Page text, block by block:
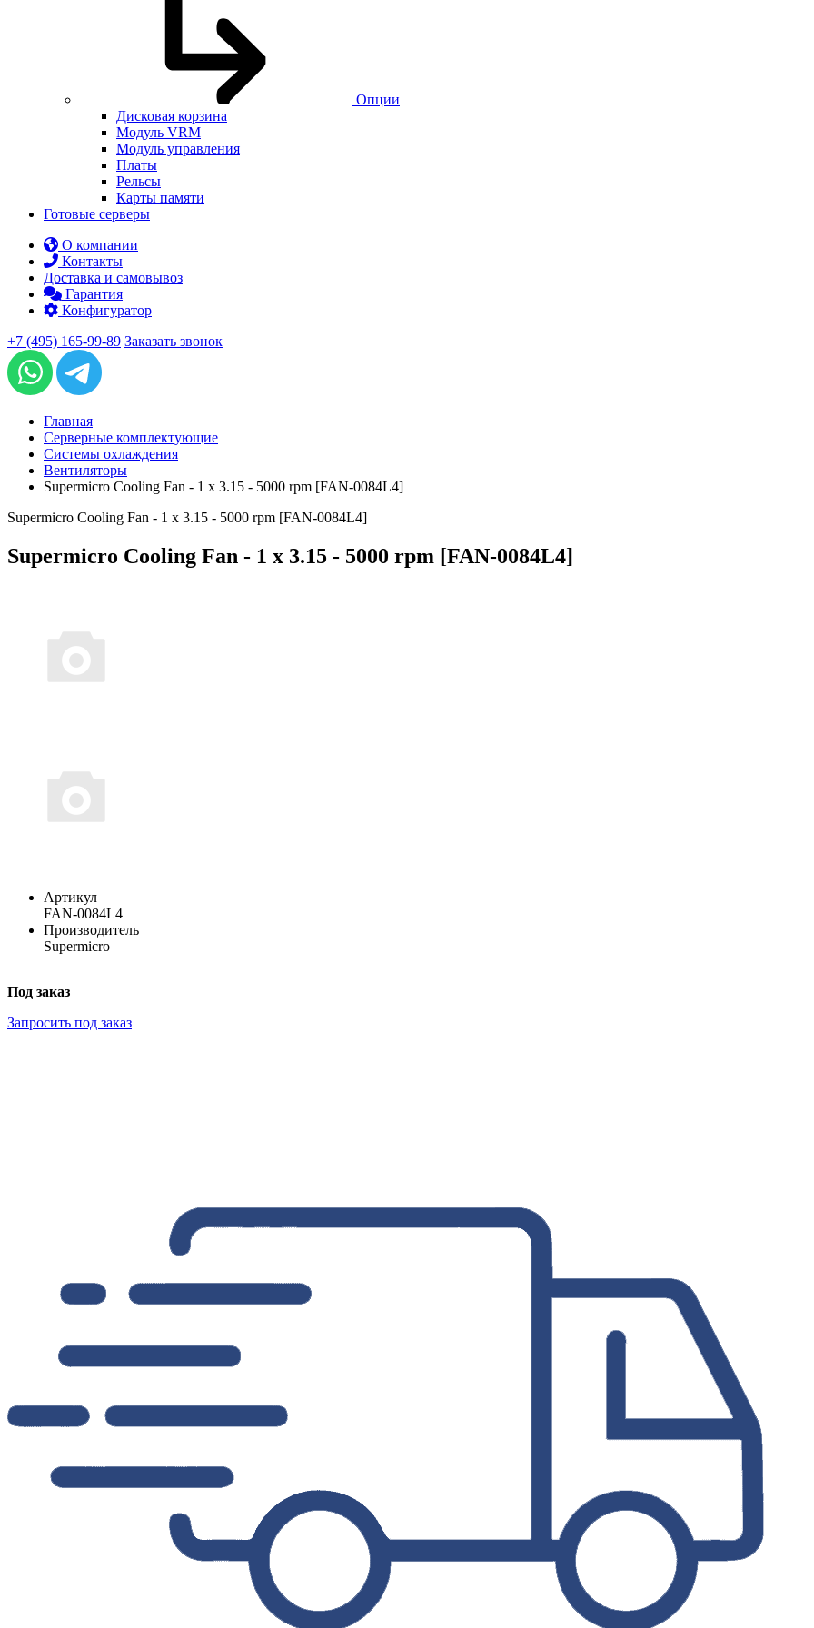
Опции
Дисковая корзина
Модуль VRM
Модуль управления
Платы
Рельсы
Карты памяти
Готовые серверы
О компании
Контакты
Доставка и самовывоз
Гарантия
Конфигуратор
+7 (495) 165-99-89 Заказать звонок
Главная
Серверные комплектующие
Системы охлаждения
Вентиляторы
Supermicro Cooling Fan - 1 x 3.15 - 5000 rpm [FAN-0084L4]
Supermicro Cooling Fan - 1 x 3.15 - 5000 rpm [FAN-0084L4]
Supermicro Cooling Fan - 1 x 3.15 - 5000 rpm [FAN-0084L4]
Артикул
FAN-0084L4
Производитель
Supermicro
Под заказ
Запросить под заказ